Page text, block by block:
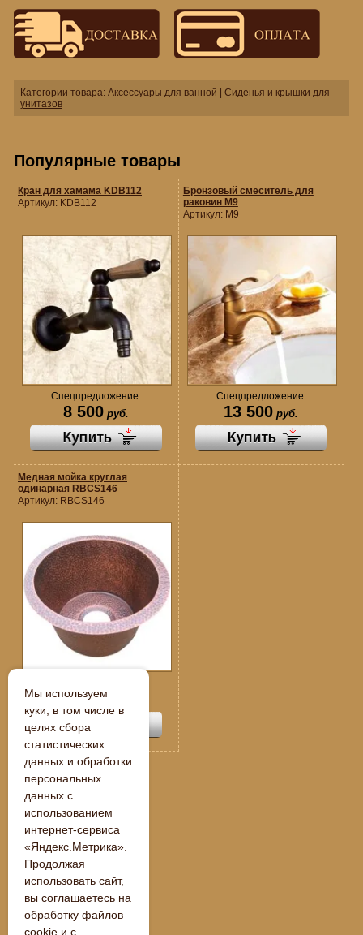
Категории товара: Аксессуары для ванной | Сиденья и крышки для
унитазов
Популярные товары
Кран для хамама KDB112
Артикул: KDB112
Спецпредложение:
8 500руб.
Бронзовый смеситель для
раковин M9
Артикул: M9
Спецпредложение:
13 500 руб.
Медная мойка круглая
одинарная RBCS146
Артикул: RBCS146
109 250
« Назад
Мы используем
куки, в том числе в
целях сбора
статистических
данных и обработки
персональных
данных с
использованием
интернет-сервиса
«Яндекс.Метрика».
Продолжая
использовать сайт,
вы соглашаетесь на
обработку файлов
cookie и с